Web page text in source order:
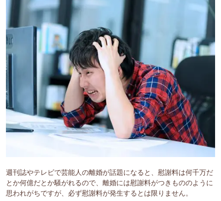
週刊誌やテレビで芸能人の離婚が話題になると、慰謝料は何千万だ
とか何億だとか騒がれるので、離婚には慰謝料がつきもののように
思われがちですが、必ず慰謝料が発生するとは限りません。